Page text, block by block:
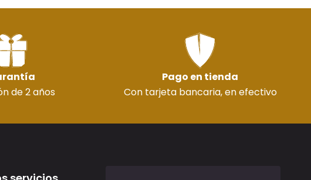
de 2 años
Pago en tienda
Con tarjeta bancaria, en efectivo